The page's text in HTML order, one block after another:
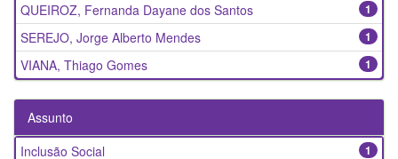
1
QUEIROZ, Fernanda Dayane dos Santos
1
SEREJO, Jorge Alberto Mendes
1
VIANA, Thiago Gomes
Assunto
1
Inclusão Social